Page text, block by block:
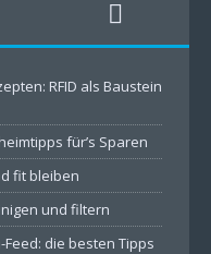
RFID als Baustein
für’s Sparen
fit bleiben
und filtern
die besten Tipps